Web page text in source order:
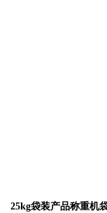
25kg袋装产品称重机